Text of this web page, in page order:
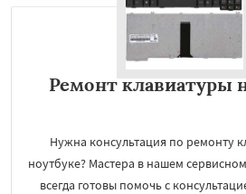
Ремонт клавиатуры
Нужна консультация по ремонту
ноутбуке? Мастера в нашем
всегда готовы помочь с